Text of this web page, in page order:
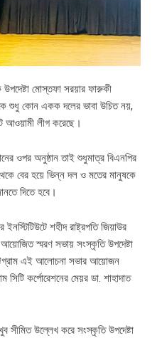
মোস্তফা সরয়ার ফারুকী
শুধু কোন একক দলের ভাবা উচিত নয়,
আওয়ামী লীগ করেছে।
ওপর অনুষ্ঠান তাই শুধুমাত্র বিএনপির
বের হয়ে ভিন্ন দল ও মতের মানুষকে
দিতে হবে।
শহীদ রাষ্ট্রপতি জিয়াউর
আয়োজিত স্মরণ সভায় সংস্কৃতি উপদেষ্টা
এই আলোচনা সভার আয়োজন
কর্পোরেশনের মেয়র ডা. শাহাদাত
সীমিত উল্লেখ করে সংস্কৃতি উপদেষ্টা